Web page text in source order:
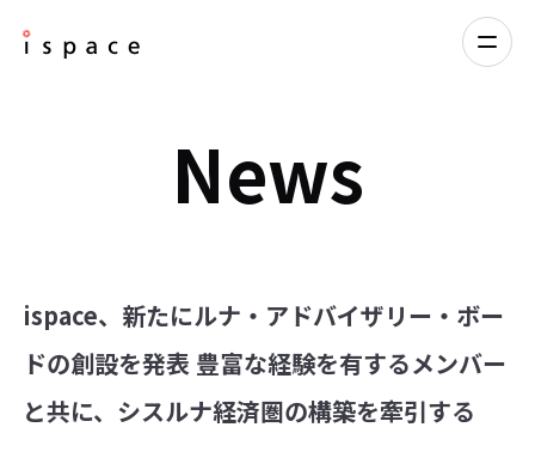
News
ispace、新たにルナ・アドバイザリー・ボー
ドの創設を発表 豊富な経験を有するメンバー
と共に、シスルナ経済圏の構築を牽引する